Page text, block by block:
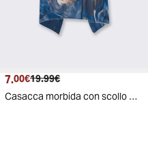
Prezzo attuale
7.00€ Prezzo originale
19.99€
Casacca morbida con scollo rotondo - Blu